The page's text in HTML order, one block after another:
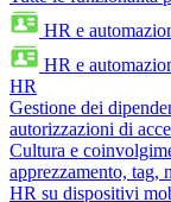
HR e
HR e
HR
Gestione dei
autorizzazioni di
Cultura e
apprezzamento, tag,
HR su dispositivi